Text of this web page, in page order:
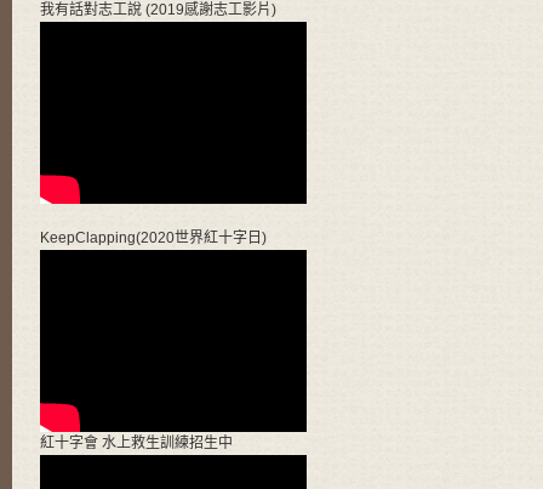
我有話對志工說 (2019感謝志工影片)
KeepClapping(2020世界紅十字日)
紅十字會 水上救生訓練招生中